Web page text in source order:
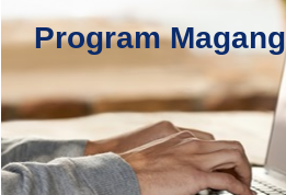
Program Magang